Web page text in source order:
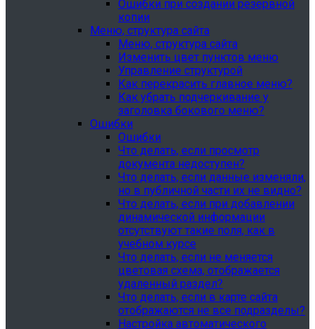
Ошибки при создании резервной
копии
Меню, структура сайта
Меню, структура сайта
Изменить цвет пунктов меню
Управление структурой
Как перекрасить главное меню?
Как убрать подчеркивание у
заголовка бокового меню?
Ошибки
Ошибки
Что делать, если просмотр
документа недоступен?
Что делать, если данные изменяли,
но в публичной части их не видно?
Что делать, если при добавлении
динамической информации
отсутствуют такие поля, как в
учебном курсе
Что делать, если не меняется
цветовая схема, отображается
удаленный раздел?
Что делать, если в карте сайта
отображаются не все подразделы?
Настройка автоматического